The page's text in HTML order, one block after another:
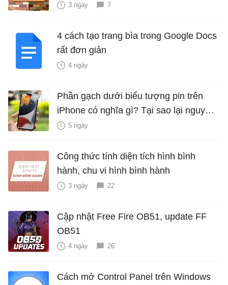
3 ngày 7
4 cách tạo trang bìa trong Google Docs
rất đơn giản
4 ngày
Phần gạch dưới biểu tượng pin trên
iPhone có nghĩa gì? Tại sao lại nguy
hiểm?
5 ngày
Công thức tính diện tích hình bình
hành, chu vi hình bình hành
3 ngày 22
Cập nhật Free Fire OB51, update FF
OB51
4 ngày 26
Cách mở Control Panel trên Windows